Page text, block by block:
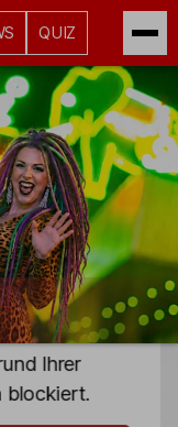
QUIZ
Ihrer
blockiert.